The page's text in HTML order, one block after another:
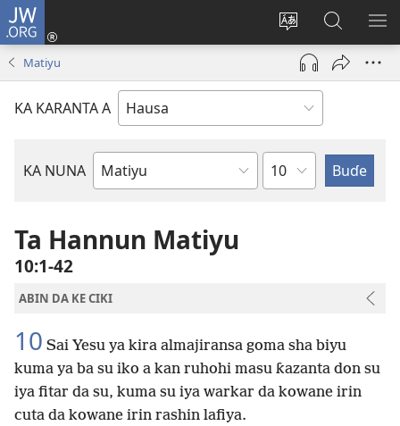
JW.ORG
Ka
canja
yaren
dandalin
Ka
Shiga
(opens
window)
Bincika
JW.ORG
KA
Matiyu
KA KARANTA A
KA NUNA
Littattafan
Tsarki
Babi
Ta Hannun Matiyu
10:1-42
ABIN DA KE CIKI
10 Sai Yesu ya kira almajiransa goma sha biyu
kuma ya ba su iko a kan ruhohi masu ƙazanta don su
iya fitar da su, kuma su iya warkar da kowane irin
cuta da kowane irin rashin lafiya.